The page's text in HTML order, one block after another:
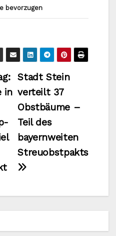
bevorzugen
Stadt Stein
verteilt 37
Obstbäume –
Teil des
bayernweiten
Streuobstpakts
in